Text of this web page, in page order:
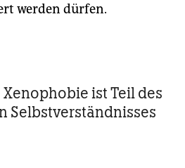
werden dürfen.
ist Teil des
Selbstverständnisses